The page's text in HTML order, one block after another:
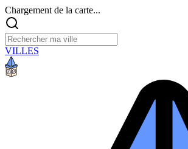
Chargement de la carte...
VILLES